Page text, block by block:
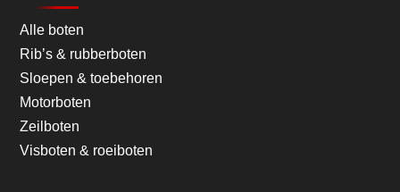
Alle boten
Rib’s & rubberboten
Sloepen & toebehoren
Motorboten
Zeilboten
Visboten & roeiboten